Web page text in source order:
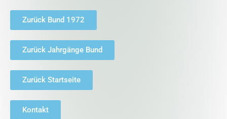
Zurück Bund 1972
Zurück Jahrgänge Bund
Zurück Startseite
Kontakt